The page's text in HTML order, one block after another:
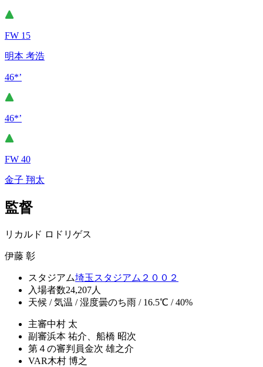
FW 15
明本 考浩
46*’
46*’
FW 40
金子 翔太
監督
リカルド ロドリゲス
伊藤 彰
スタジアム埼玉スタジアム２００２
入場者数24,207人
天候 / 気温 / 湿度曇のち雨 / 16.5℃ / 40%
主審中村 太
副審浜本 祐介、船橋 昭次
第４の審判員金次 雄之介
VAR木村 博之